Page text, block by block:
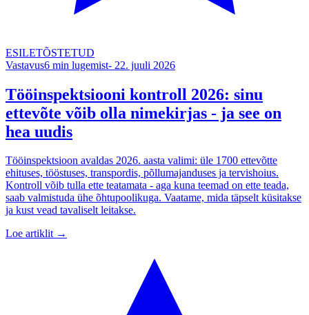
ESILETÕSTETUD
Vastavus6 min lugemist- 22. juuli 2026
Tööinspektsiooni kontroll 2026: sinu
ettevõte võib olla nimekirjas - ja see on
hea uudis
Tööinspektsioon avaldas 2026. aasta valimi: üle 1700 ettevõtte
ehituses, tööstuses, transpordis, põllumajanduses ja tervishoius.
Kontroll võib tulla ette teatamata - aga kuna teemad on ette teada,
saab valmistuda ühe õhtupoolikuga. Vaatame, mida täpselt küsitakse
ja kust vead tavaliselt leitakse.
Loe artiklit →